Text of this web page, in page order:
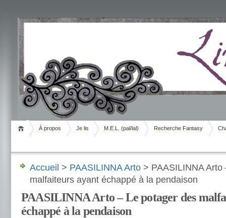
Livrement
À propos Je lis M.E.L. (pal/lal) Recherche Fantasy
Accueil > PAASILINNA Arto > PAASILINNA
malfaiteurs ayant échappé à la pendaison
PAASILINNA Arto – Le potager des
échappé à la pendaison